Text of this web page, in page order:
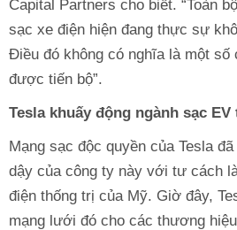
Capital Partners cho biết. “Toàn
sạc xe điện hiện đang thực sự
Điều đó không có nghĩa là một số
được tiến bộ”.
Tesla khuấy động ngành sạc EV
Mạng sạc độc quyền của Tesla
dậy của công ty này với tư cách
điện thống trị của Mỹ. Giờ đây,
mạng lưới đó cho các thương